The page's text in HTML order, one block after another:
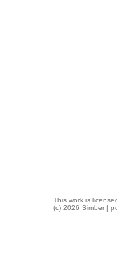
This work is
(c) 2026 Simber |